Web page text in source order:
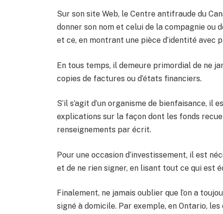
Sur son site Web, le Centre antifraude du
donner son nom et celui de la compagnie ou
et ce, en montrant une pièce d’identité avec
En tous temps, il demeure primordial de ne
copies de factures ou d’états financiers.
S’il s’agit d’un organisme de bienfaisance, il
explications sur la façon dont les fonds
renseignements par écrit.
Pour une occasion d’investissement, il est
et de ne rien signer, en lisant tout ce qui est
Finalement, ne jamais oublier que l’on a
signé à domicile. Par exemple, en Ontario,